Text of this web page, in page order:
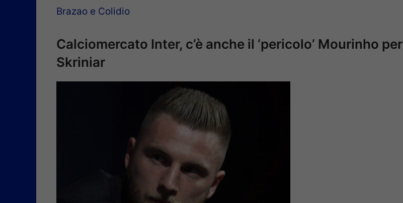
Brazao e Colidio
Calciomercato Inter, c’è anche il ‘pericolo’ Mourinho per
Skriniar